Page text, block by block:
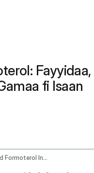
Fayyidaa,
fi Isaan
Aclidinium And Formoterol Inhalation Route